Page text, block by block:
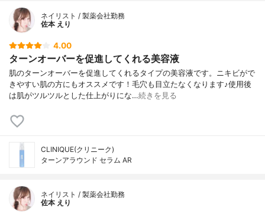
ネイリスト / 製薬会社勤務
佐本 えり
4.00
ターンオーバーを促進してくれる美容液
肌のターンオーバーを促進してくれるタイプの美容液です。ニキビがで
きやすい肌の方にもオススメです！毛穴も目立たなくなります♪使用後
は肌がツルツルとした仕上がりにな…続きを見る
CLINIQUE(クリニーク)
ターンアラウンド セラム AR
ネイリスト / 製薬会社勤務
佐本 えり